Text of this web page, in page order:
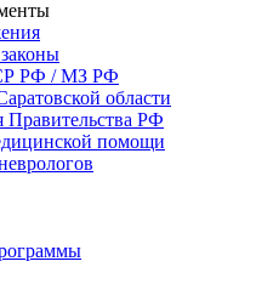
РФ / МЗ РФ
области
Правительства РФ
помощи